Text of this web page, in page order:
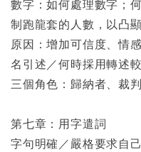
數字：如何處理數字；
制跑龍套的人數，以凸
原因：增加可信度、情
名引述／何時採用轉述
三個角色：歸納者、裁
第七章：用字遣詞
字句明確／嚴格要求自